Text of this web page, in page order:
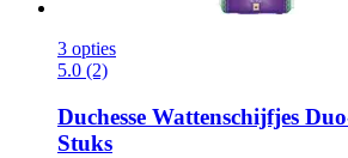
3 opties
5.0 (2)
Duchesse Wattenschijfjes
Stuks